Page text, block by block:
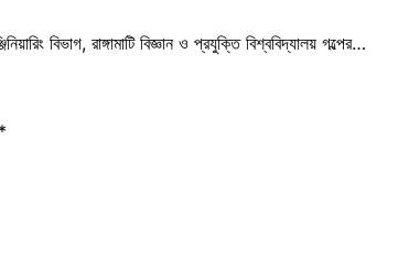
বিভাগ, রাঙ্গামাটি বিজ্ঞান ও প্রযুক্তি বিশ্ববিদ্যালয় গল্পের…
*